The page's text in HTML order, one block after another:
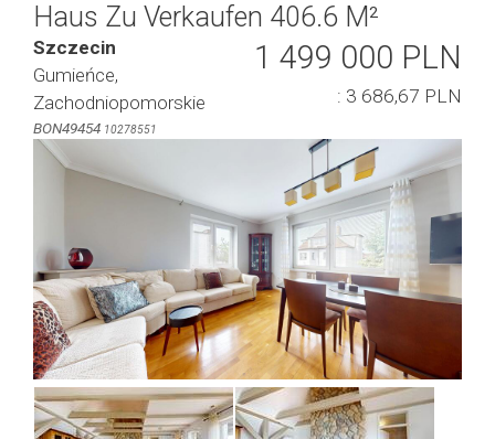
Haus Zu Verkaufen 406.6 M²
Szczecin
Gumieńce,
Zachodniopomorskie
BON49454 10278551
1 499 000 PLN
: 3 686,67 PLN